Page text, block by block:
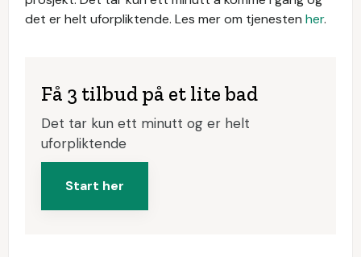
det er helt uforpliktende. Les mer om tjenesten her.
Få 3 tilbud på et lite bad
Det tar kun ett minutt og er helt
uforpliktende
Start her